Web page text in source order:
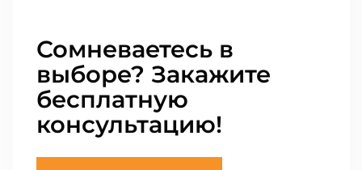
Сомневаетесь в
выборе? Закажите
бесплатную
консультацию!